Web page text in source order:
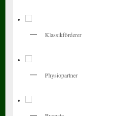
Klassikförderer
Physiopartner